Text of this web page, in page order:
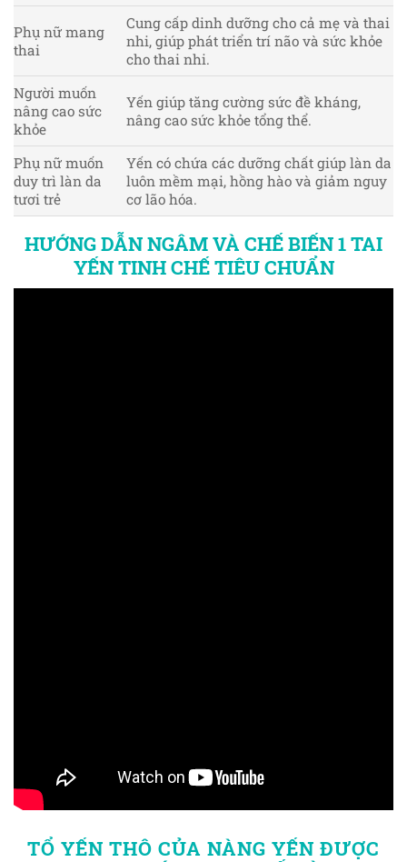
Phụ nữ mang
thai
Cung cấp dinh dưỡng cho cả mẹ và thai
nhi, giúp phát triển trí não và sức khỏe
cho thai nhi.
Người muốn
nâng cao sức
khỏe
Yến giúp tăng cường sức đề kháng,
nâng cao sức khỏe tổng thể.
Phụ nữ muốn
duy trì làn da
tươi trẻ
Yến có chứa các dưỡng chất giúp làn da
luôn mềm mại, hồng hào và giảm nguy
cơ lão hóa.
HƯỚNG DẪN NGÂM VÀ CHẾ BIẾN 1 TAI
YẾN TINH CHẾ TIÊU CHUẨN
TỔ YẾN THÔ CỦA NÀNG YẾN ĐƯỢC